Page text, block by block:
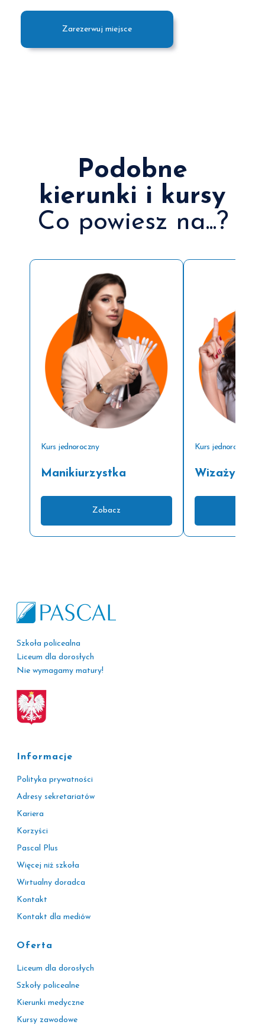
Zarezerwuj miejsce
Podobne
kierunki i kursy
Co powiesz na...?
Kurs jednoroczny
Manikiurzystka
Zobacz
Kurs jednoroczny
Szkoła policealna
Liceum dla dorosłych
Nie wymagamy matury!
Informacje
Polityka prywatności
Adresy sekretariatów
Kariera
Korzyści
Pascal Plus
Więcej niż szkoła
Wirtualny doradca
Kontakt
Kontakt dla mediów
Oferta
Liceum dla dorosłych
Szkoły policealne
Kierunki medyczne
Kursy zawodowe